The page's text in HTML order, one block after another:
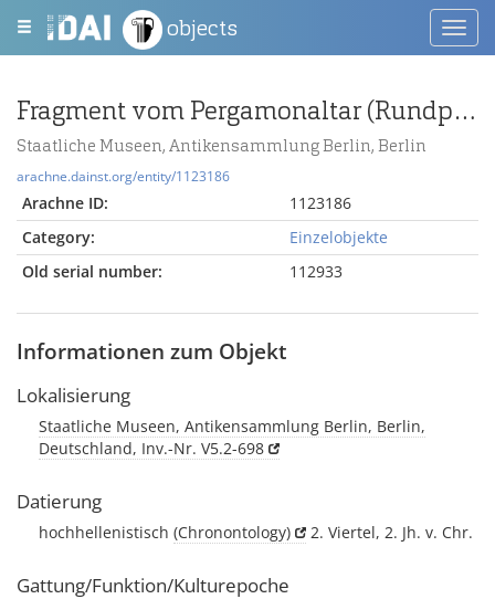
objects
Fragment vom Pergamonaltar (Rundplastik oder Relief); Berlin:Relief / Statue (?), Fragment
Staatliche Museen, Antikensammlung Berlin, Berlin
arachne.dainst.org/entity/1123186
Arachne ID:
1123186
Category:
Einzelobjekte
Old serial number:
112933
Informationen zum Objekt
Lokalisierung
Staatliche Museen, Antikensammlung Berlin, Berlin,
Deutschland, Inv.-Nr. V5.2-698
Datierung
hochhellenistisch (Chronontology) 2. Viertel, 2. Jh. v. Chr.
Gattung/Funktion/Kulturepoche